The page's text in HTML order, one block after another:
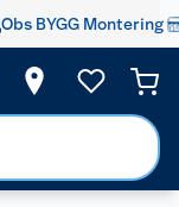
Obs BYGG Montering